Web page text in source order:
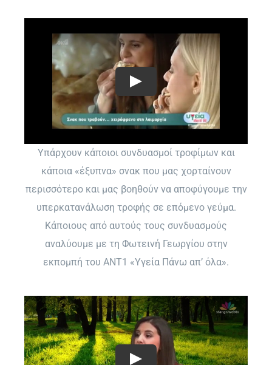
Υπάρχουν κάποιοι συνδυασμοί τροφίμων και
κάποια «έξυπνα» σνακ που μας χορταίνουν
περισσότερο και μας βοηθούν να αποφύγουμε την
υπερκατανάλωση τροφής σε επόμενο γεύμα.
Κάποιους από αυτούς τους συνδυασμούς
αναλύουμε με τη Φωτεινή Γεωργίου στην
εκπομπή του ΑΝΤ1 «Υγεία Πάνω απ’ όλα».